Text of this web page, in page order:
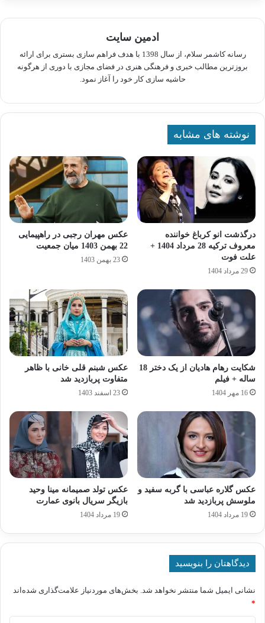
ادمین سایت
رسانه کاشمر سلام، از سال 1398 با هدف فراهم سازی بستری برای ارائه
بروزترین مطالب خبری و فرهنگی هنری در فضای مجازی با دوری از هرگونه
حاشیه سازی کار خود را آغاز نمود.
نوشته های مشابه
درگذشت انو کرباغ خواننده
معروف ترکیه 28 مرداد 1404 +
علت فوت
29 مرداد 1404
عکس مهران رجبی در راهپیمایی
22 بهمن 1403 میان جمعیت
23 بهمن 1403
شکایت رهام هادیان از یک دختر 18
ساله + فیلم
16 مهر 1404
عکس شبنم قلی‌ خانی با ظاهر
متفاوت پربازدید شد
23 اسفند 1403
عکس گلاره عباسی با گربه سفید و
ملوسش پربازدید شد
19 مرداد 1404
عکس تولد صمیمانه مینا وحید
بازیگر سریال بانوی عمارت
19 مرداد 1404
دیدگاهتان را بنویسید
نشانی ایمیل شما منتشر نخواهد شد. بخش‌های موردنیاز علامت‌گذاری شده‌اند
*